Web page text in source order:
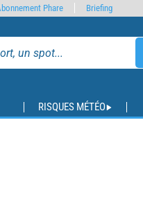
RISQUES MÉTÉO
Phare Briefing